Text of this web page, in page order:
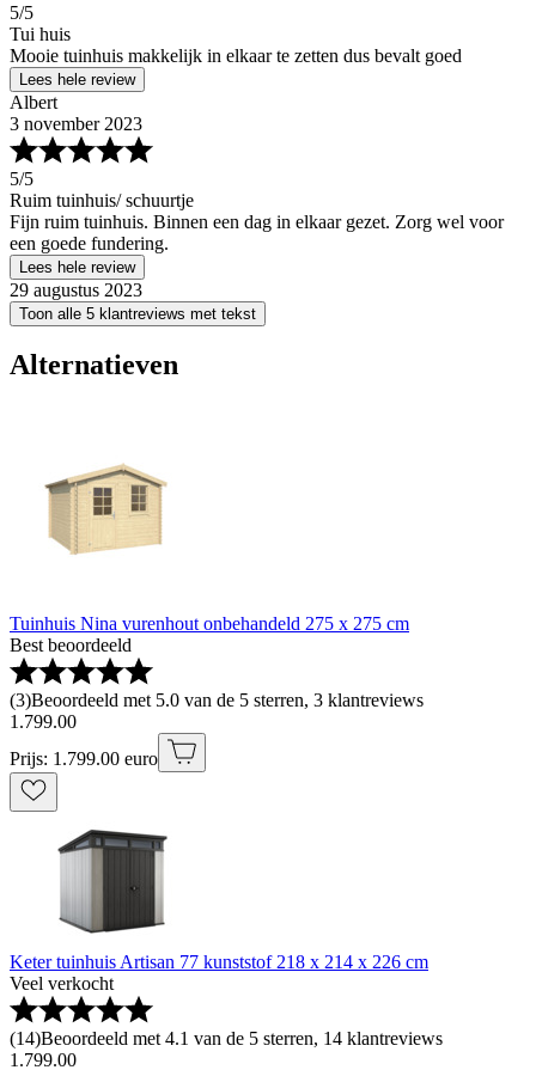
5/5
Tui huis
Mooie tuinhuis makkelijk in elkaar te zetten dus bevalt goed
Lees hele review
Albert
3 november 2023
5/5
Ruim tuinhuis/ schuurtje
Fijn ruim tuinhuis. Binnen een dag in elkaar gezet. Zorg wel voor
een goede fundering.
Lees hele review
29 augustus 2023
Toon alle 5 klantreviews met tekst
Alternatieven
Tuinhuis Nina vurenhout onbehandeld 275 x 275 cm
Best beoordeeld
(3)Beoordeeld met 5.0 van de 5 sterren, 3 klantreviews
1 .799.00
Prijs: 1.799.00 euro
Keter tuinhuis Artisan 77 kunststof 218 x 214 x 226 cm
Veel verkocht
(14)Beoordeeld met 4.1 van de 5 sterren, 14 klantreviews
1 .799.00